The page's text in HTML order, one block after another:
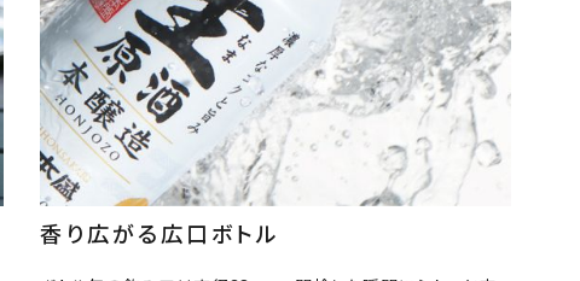
香り広がる広口ボトル